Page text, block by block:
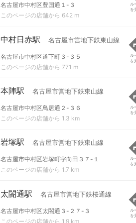
名古屋市中村区豊国通１-３
このページの店舗から 642 m
ル
を
中村日赤駅 名古屋市営地下鉄東山線
名古屋市中村区道下町３-３５
このページの店舗から 771 m
ル
を
本陣駅 名古屋市営地下鉄東山線
名古屋市中村区鳥居通２-３６
このページの店舗から 1.3 km
ル
を
岩塚駅 名古屋市営地下鉄東山線
名古屋市中村区岩塚町字向田３７-１
このページの店舗から 1.7 km
ル
を
太閤通駅 名古屋市営地下鉄桜通線
名古屋市中村区太閤通３-２７-３
このページの店舗から 1.9 km
ル
を